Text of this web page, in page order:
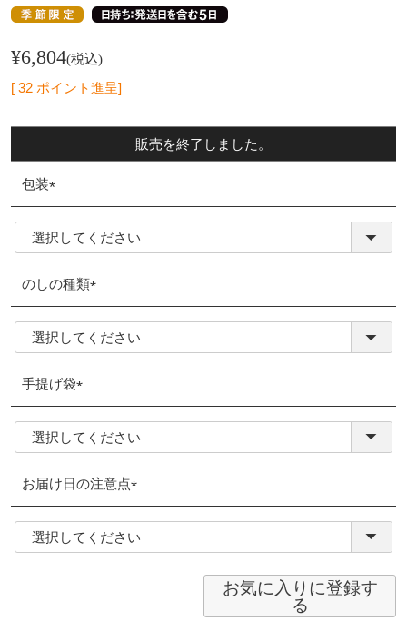
¥6,804 税込
[ 32 ポイント進呈]
販売を終了しました。
包装
(必
須)
のしの種類
(必
須)
手提げ袋
(必
須)
お届け日の注意点
(必
須)
お気に入りに登録す
る